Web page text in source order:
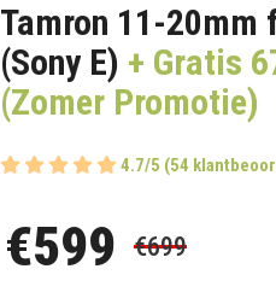
Tamron 11-20mm
(Sony E) + Gratis
(Zomer Promotie)
4.7/5 (54
€599 €699